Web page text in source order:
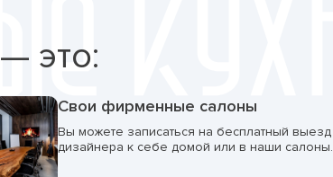
— это:
Свои фирменные салоны
Вы можете записаться на бесплатный выезд
дизайнера к себе домой или в наши салоны.